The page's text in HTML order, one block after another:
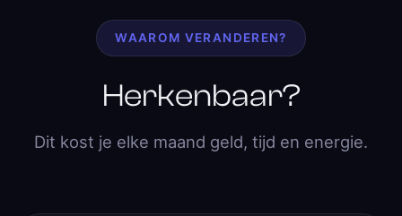
WAAROM VERANDEREN?
Herkenbaar?
Dit kost je elke maand geld, tijd en energie.